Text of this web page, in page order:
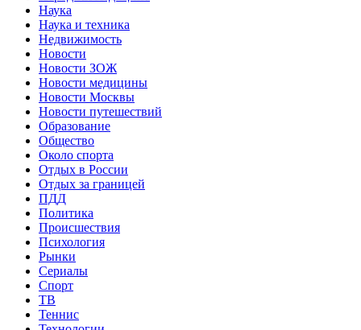
Наука
Наука и техника
Недвижимость
Новости
Новости ЗОЖ
Новости медицины
Новости Москвы
Новости путешествий
Образование
Общество
Около спорта
Отдых в России
Отдых за границей
ПДД
Политика
Происшествия
Психология
Рынки
Сериалы
Спорт
ТВ
Теннис